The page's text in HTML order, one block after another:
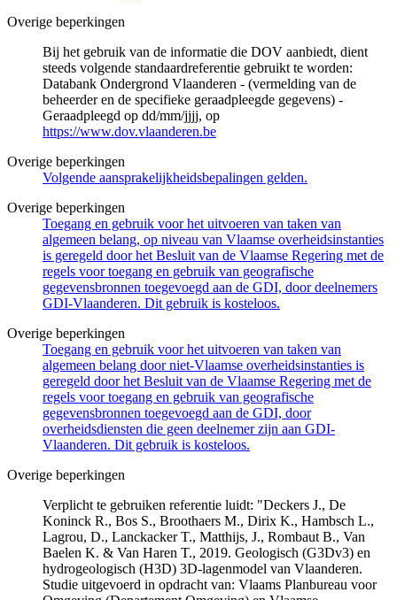
Overige beperkingen
Bij het gebruik van de informatie die DOV aanbiedt, dient
steeds volgende standaardreferentie gebruikt te worden:
Databank Ondergrond Vlaanderen - (vermelding van de
beheerder en de specifieke geraadpleegde gegevens) -
Geraadpleegd op dd/mm/jjjj, op
https://www.dov.vlaanderen.be
Overige beperkingen
Volgende aansprakelijkheidsbepalingen gelden.
Overige beperkingen
Toegang en gebruik voor het uitvoeren van taken van
algemeen belang, op niveau van Vlaamse overheidsinstanties
is geregeld door het Besluit van de Vlaamse Regering met de
regels voor toegang en gebruik van geografische
gegevensbronnen toegevoegd aan de GDI, door deelnemers
GDI-Vlaanderen. Dit gebruik is kosteloos.
Overige beperkingen
Toegang en gebruik voor het uitvoeren van taken van
algemeen belang door niet-Vlaamse overheidsinstanties is
geregeld door het Besluit van de Vlaamse Regering met de
regels voor toegang en gebruik van geografische
gegevensbronnen toegevoegd aan de GDI, door
overheidsdiensten die geen deelnemer zijn aan GDI-
Vlaanderen. Dit gebruik is kosteloos.
Overige beperkingen
Verplicht te gebruiken referentie luidt: "Deckers J., De
Koninck R., Bos S., Broothaers M., Dirix K., Hambsch L.,
Lagrou, D., Lanckacker T., Matthijs, J., Rombaut B., Van
Baelen K. & Van Haren T., 2019. Geologisch (G3Dv3) en
hydrogeologisch (H3D) 3D-lagenmodel van Vlaanderen.
Studie uitgevoerd in opdracht van: Vlaams Planbureau voor